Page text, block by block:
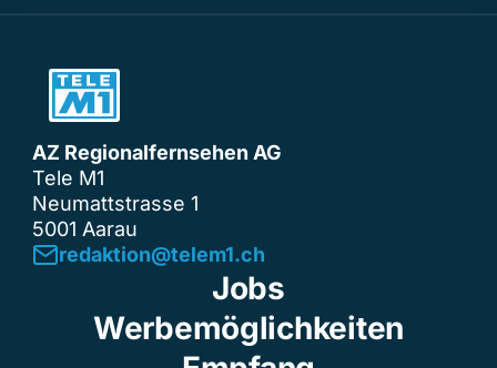
AZ Regionalfernsehen AG
Tele M1
Neumattstrasse 1
5001 Aarau
redaktion@telem1.ch
Jobs
Werbemöglichkeiten